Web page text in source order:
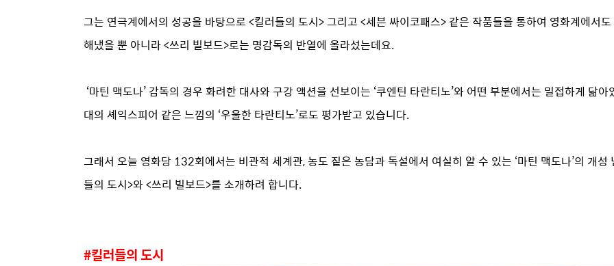
그는 연극계에서의 성공을 바탕으로 <킬러들의 도시> 그리고 <세븐 싸이코패스> 같은 작품들을 통하여 영화계에서
해냈을 뿐 아니라 <쓰리 빌보드>로는 명감독의 반열에 올라섰는데요.
‘마틴 맥도나’ 감독의 경우 화려한 대사와 구강 액션을 선보이는 ‘쿠엔틴 타란티노’와 어떤 부분에서는 밀접하게 닮아
대의 셰익스피어 같은 느낌의 ‘우울한 타란티노’로도 평가받고 있습니다.
그래서 오늘 영화당 132회에서는 비관적 세계관, 농도 짙은 농담과 독설에서 여실히 알 수 있는 ‘마틴 맥도나’의 개성
들의 도시>와 <쓰리 빌보드>를 소개하려 합니다.
#킬러들의 도시